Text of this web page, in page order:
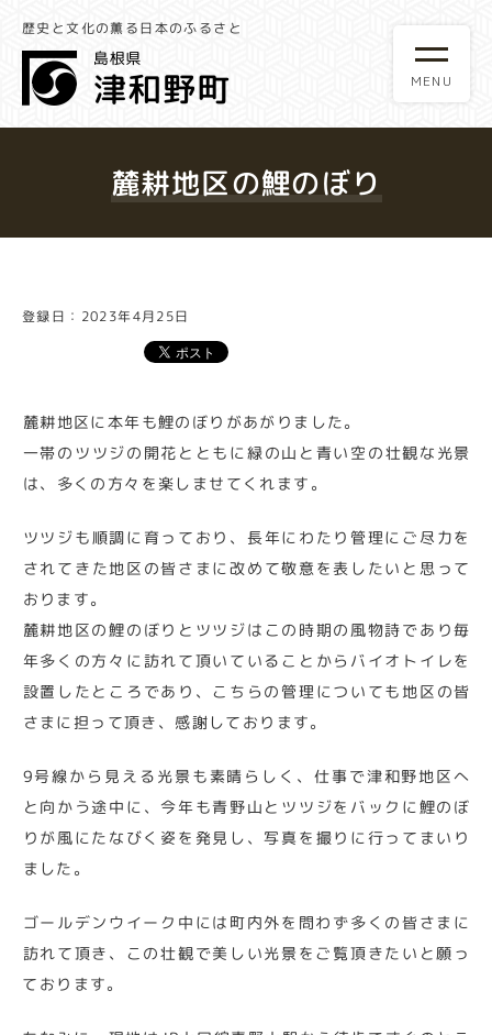
歴史と文化の薫る日本のふるさと
麓耕地区の鯉のぼり
登録日：2023年4月25日
麓耕地区に本年も鯉のぼりがあがりました。
一帯のツツジの開花とともに緑の山と青い空の壮観な光景
は、多くの方々を楽しませてくれます。
ツツジも順調に育っており、長年にわたり管理にご尽力を
されてきた地区の皆さまに改めて敬意を表したいと思って
おります。
麓耕地区の鯉のぼりとツツジはこの時期の風物詩であり毎
年多くの方々に訪れて頂いていることからバイオトイレを
設置したところであり、こちらの管理についても地区の皆
さまに担って頂き、感謝しております。
9号線から見える光景も素晴らしく、仕事で津和野地区へ
と向かう途中に、今年も青野山とツツジをバックに鯉のぼ
りが風にたなびく姿を発見し、写真を撮りに行ってまいり
ました。
ゴールデンウイーク中には町内外を問わず多くの皆さまに
訪れて頂き、この壮観で美しい光景をご覧頂きたいと願っ
ております。